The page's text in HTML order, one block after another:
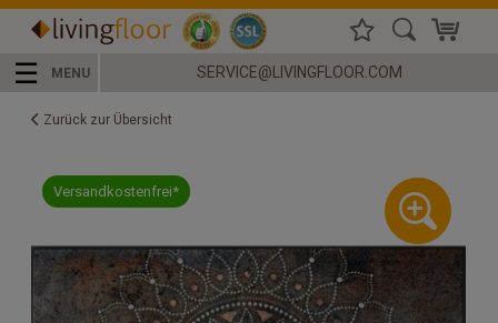
☰ MENU SERVICE@LIVINGFLOOR.COM
Zurück zur Übersicht
Versandkostenfrei*